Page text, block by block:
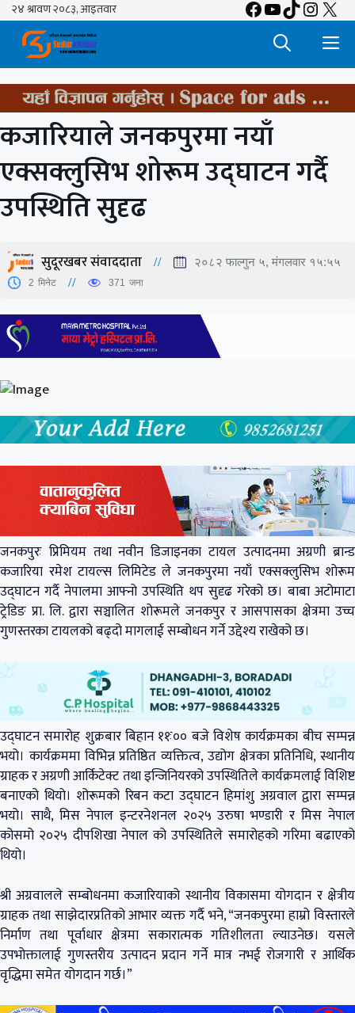
Skip
content
Facebook
YouTube
TikTok
X
कजारियाले जनकपुरमा नयाँ
एक्सक्लुसिभ शोरूम उद्घाटन गर्दै
उपस्थिति सुदृढ
सुदूरखबर संवाददाता २०८२ फाल्गुन ५, मंगलवार १५:५५
2 मिनेट 371 जना
जनकपुरः प्रिमियम तथा नवीन डिजाइनका टायल उत्पादनमा अग्रणी ब्रान्ड
कजारिया रमेश टायल्स लिमिटेड ले जनकपुरमा नयाँ एक्सक्लुसिभ शोरूम
उद्घाटन गर्दै नेपालमा आफ्नो उपस्थिति थप सुदृढ गरेको छ। बाबा अटोमाटा
ट्रेडिङ प्रा. लि. द्वारा सञ्चालित शोरूमले जनकपुर र आसपासका क्षेत्रमा उच्च
गुणस्तरका टायलको बढ्दो मागलाई सम्बोधन गर्ने उद्देश्य राखेको छ।
उद्घाटन समारोह शुक्रबार बिहान ११ः०० बजे विशेष कार्यक्रमका बीच सम्पन्न
भयो। कार्यक्रममा विभिन्न प्रतिष्ठित व्यक्तित्व, उद्योग क्षेत्रका प्रतिनिधि, स्थानीय
ग्राहक र अग्रणी आर्किटेक्ट तथा इन्जिनियरको उपस्थितिले कार्यक्रमलाई विशिष्ट
बनाएको थियो। शोरूमको रिबन कटा उद्घाटन हिमांशु अग्रवाल द्वारा सम्पन्न
भयो। साथै, मिस नेपाल इन्टरनेशनल २०२५ उरुषा भण्डारी र मिस नेपाल
कोसमो २०२५ दीपशिखा नेपाल को उपस्थितिले समारोहको गरिमा बढाएको
थियो।
श्री अग्रवालले सम्बोधनमा कजारियाको स्थानीय विकासमा योगदान र क्षेत्रीय
ग्राहक तथा साझेदारप्रतिको आभार व्यक्त गर्दै भने, “जनकपुरमा हाम्रो विस्तारले
निर्माण तथा पूर्वाधार क्षेत्रमा सकारात्मक गतिशीलता ल्याउनेछ। यसले
उपभोक्तालाई गुणस्तरीय उत्पादन प्रदान गर्ने मात्र नभई रोजगारी र आर्थिक
वृद्धिमा समेत योगदान गर्छ।”